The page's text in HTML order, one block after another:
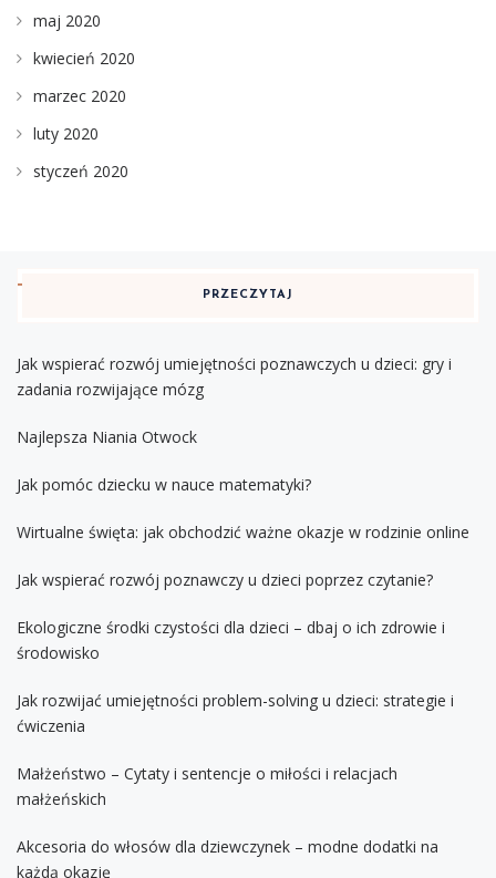
maj 2020
kwiecień 2020
marzec 2020
luty 2020
styczeń 2020
PRZECZYTAJ
Jak wspierać rozwój umiejętności poznawczych u dzieci: gry i
zadania rozwijające mózg
Najlepsza Niania Otwock
Jak pomóc dziecku w nauce matematyki?
Wirtualne święta: jak obchodzić ważne okazje w rodzinie online
Jak wspierać rozwój poznawczy u dzieci poprzez czytanie?
Ekologiczne środki czystości dla dzieci – dbaj o ich zdrowie i
środowisko
Jak rozwijać umiejętności problem-solving u dzieci: strategie i
ćwiczenia
Małżeństwo – Cytaty i sentencje o miłości i relacjach
małżeńskich
Akcesoria do włosów dla dziewczynek – modne dodatki na
każdą okazję